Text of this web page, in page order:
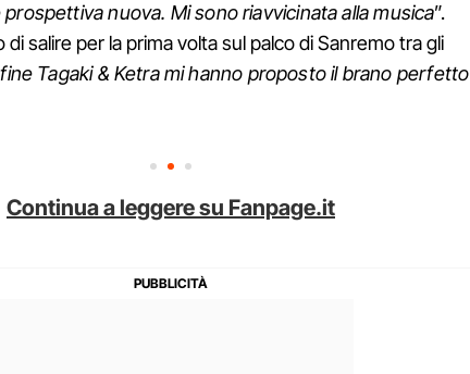
nuova. Mi sono riavvicinata alla musica”.
di salire per la prima volta sul palco di Sanremo tra gli
Tagaki & Ketra mi hanno proposto il brano perfetto
Continua a leggere su Fanpage.it